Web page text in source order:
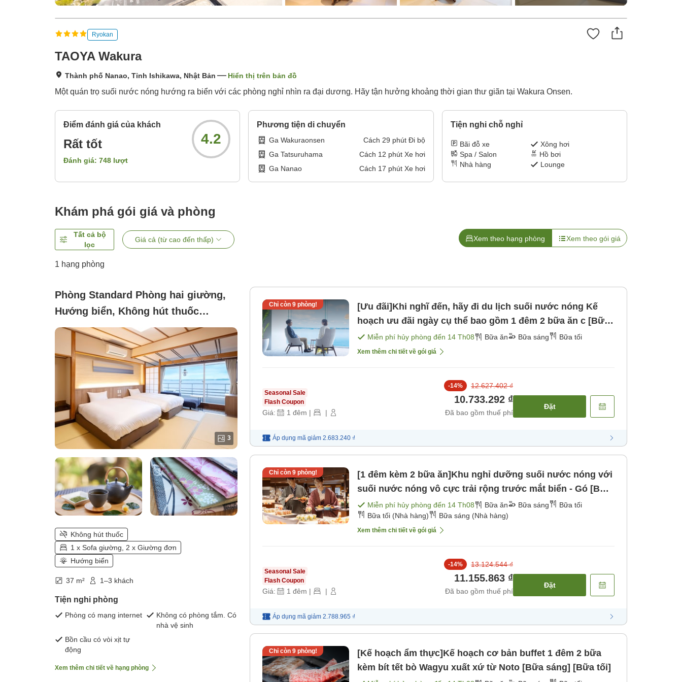
Ryokan
TAOYA Wakura
Thành phố Nanao, Tỉnh Ishikawa, Nhật Bản Hiển thị trên bản đồ
Một quán trọ suối nước nóng hướng ra biển với các phòng nghỉ nhìn ra đại dương. Hãy tận hưởng khoảng thời gian thư giãn tại Wakura Onsen.
Điểm đánh giá của khách
Rất tốt
Đánh giá: 748 lượt
4.2
Phương tiện di chuyển
Ga Wakuraonsen Cách 29 phút Đi bộ
Ga Tatsuruhama
Cách 12 phút Xe hơi
Ga Nanao
Cách 17 phút Xe hơi
Tiện nghi chỗ nghỉ
Bãi đỗ xe
Xông hơi
Spa / Salon
Hồ bơi
Nhà hàng
Lounge
Khám phá gói giá và phòng
Tất cả bộ
lọc
Giá cả (từ cao đến thấp) Xem theo hạng phòng Xem theo gói giá
1 hạng phòng
Phòng Standard Phòng hai giường,
Hướng biển, Không hút thuốc
([Không hút thuốc]Phòng tiêu chuẩn
kiểu Nhật với giường đôi, không có
phòng tắm trong nhà)
3
Không hút thuốc
1 x Sofa giường, 2 x Giường đơn
Hướng biển
37 m² 1–3 khách
Tiện nghi phòng
Phòng có mạng internet
Không có phòng tắm. Có
nhà vệ sinh
Bồn cầu có vòi xịt tự
động
Xem thêm chi tiết về hạng phòng
Chỉ còn 9phòng!
[Ưu đãi]Khi nghĩ đến, hãy đi du lịch suối nước nóng Kế
hoạch ưu đãi ngày cụ thể bao gồm 1 đêm 2 bữa ăn c [Bữa
sáng] [Bữa tối]
Miễn phí hủy phòng đến 14 Th08 Bữa ăn Bữa sáng Bữa tối
Xem thêm chi tiết về gói giá
Seasonal Sale
Flash Coupon
Giá: 1 đêm | |
-14% 12.627.402 ₫
10.733.292 ₫
Đã bao gồm thuế phí
Đặt
Áp dụng mã giảm 2.683.240 ₫
Chỉ còn 9phòng!
[1 đêm kèm 2 bữa ăn]Khu nghỉ dưỡng suối nước nóng với
suối nước nóng vô cực trải rộng trước mắt biển - Gó [Bữa
sáng] [Bữa tối]
Miễn phí hủy phòng đến 14 Th08 Bữa ăn Bữa sáng
Bữa tối
Bữa tối (Nhà hàng)
Bữa sáng (Nhà hàng)
Xem thêm chi tiết về gói giá
Seasonal Sale
Flash Coupon
Giá: 1 đêm | |
-14% 13.124.544 ₫
11.155.863 ₫
Đã bao gồm thuế phí
Đặt
Áp dụng mã giảm 2.788.965 ₫
Chỉ còn 9phòng!
[Kế hoạch ẩm thực]Kế hoạch cơ bản buffet 1 đêm 2 bữa
kèm bít tết bò Wagyu xuất xứ từ Noto [Bữa sáng] [Bữa tối]